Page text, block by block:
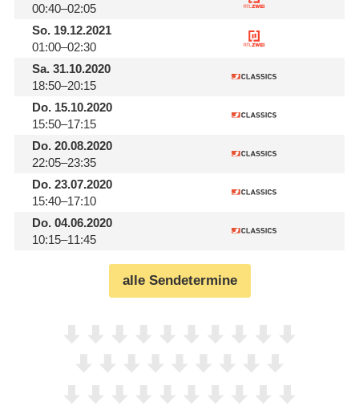
00:40–02:05
So.19.12.2021
01:00–02:30
Sa.31.10.2020
18:50–20:15
Do.15.10.2020
15:50–17:15
Do.20.08.2020
22:05–23:35
Do.23.07.2020
15:40–17:10
Do.04.06.2020
10:15–11:45
alle Sendetermine